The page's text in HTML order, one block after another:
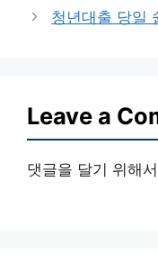
청년대출 당일
Leave a
댓글을 달기 위해